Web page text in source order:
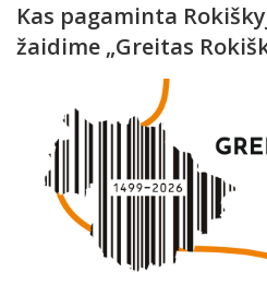
Kas pagaminta
žaidime „Greitas